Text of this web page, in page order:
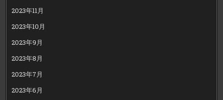
2023年11月
2023年10月
2023年9月
2023年8月
2023年7月
2023年6月